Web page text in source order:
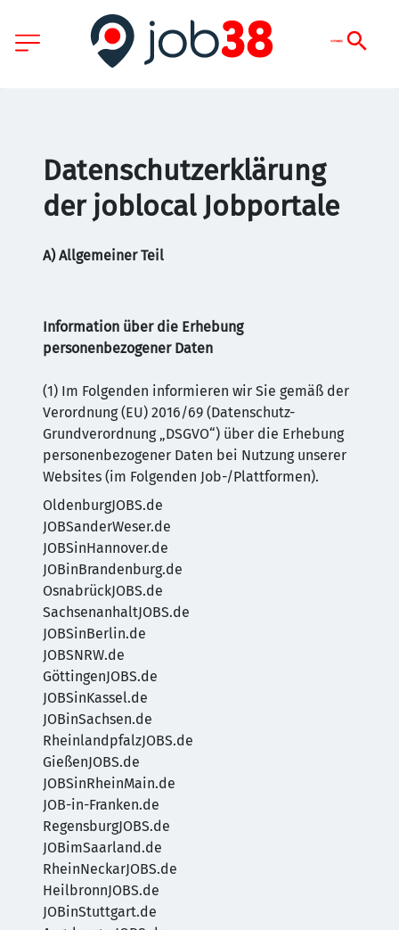
Datenschutzerklärung
der joblocal Jobportale
A) Allgemeiner Teil
Information über die Erhebung
personenbezogener Daten
(1) Im Folgenden informieren wir Sie gemäß der
Verordnung (EU) 2016/69 (Datenschutz-
Grundverordnung „DSGVO“) über die Erhebung
personenbezogener Daten bei Nutzung unserer
Websites (im Folgenden Job-/Plattformen).
OldenburgJOBS.de
JOBSanderWeser.de
JOBSinHannover.de
JOBinBrandenburg.de
OsnabrückJOBS.de
SachsenanhaltJOBS.de
JOBSinBerlin.de
JOBSNRW.de
GöttingenJOBS.de
JOBSinKassel.de
JOBinSachsen.de
RheinlandpfalzJOBS.de
GießenJOBS.de
JOBSinRheinMain.de
JOB-in-Franken.de
RegensburgJOBS.de
JOBimSaarland.de
RheinNeckarJOBS.de
HeilbronnJOBS.de
JOBinStuttgart.de